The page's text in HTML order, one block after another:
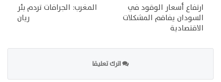
ارتفاع أسعار الوقود في
السودان يفاقم المشكلات
الاقتصادية
المغرب: الجرافات تردم بئر
ريان
اترك تعليقا